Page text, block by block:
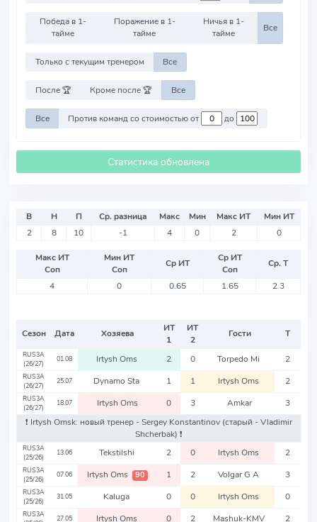
Победа в 1-
тайме
Поражение в 1-
тайме
Ничья в 1-
тайме
Все
Только с текущим тренером Все
После 🏆 Кроме после 🏆 Все
Все Против команд со стоимостью от до
Статистика обновлена
В Н П Ср. разница Макс Мин Макс ИТ
Мин ИТ
2
8 10 -1 4 0 2 0
Макс ИТ
Соп
Мин ИТ
Соп
Ср ИТ
Ср ИТ
Соп
Ср. Т
4
0 0.65 1.65 2.3
Сезон Дата Хозяева
ИТ
1
ИТ
2
Гости Т
RUS3A
(26/27)
01.08 Irtysh Oms 2 0 Torpedo Mi 2
RUS3A
(26/27)
25.07 Dynamo Sta 1 1 Irtysh Oms 2
RUS3A
(26/27)
18.07 Irtysh Oms 0 3 Amkar
3
❗️ Irtysh Omsk: новый тренер - Sergey Konstantinov (старый - Vladimir
Shcherbak) ❗️
RUS3A
(25/26)
13.06 Tekstilshi 2 0 Irtysh Oms 2
RUS3A
(25/26)
07.06 Irtysh Oms 90 1 2 Volgar G A 3
RUS3A
(25/26)
31.05 Kaluga 0 0 Irtysh Oms 0
RUS3A
27.05 Irtysh Oms 0 2 Mashuk-KMV 2